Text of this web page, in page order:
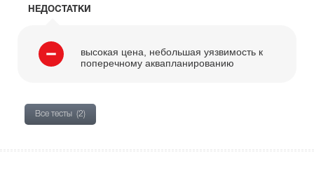
НЕДОСТАТКИ
высокая цена, небольшая уязвимость к
поперечному аквапланированию
Все тесты (2)